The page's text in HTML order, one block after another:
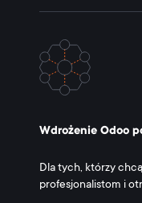
Wdrożenie Odoo
Dla tych, którzy
profesjonalistom i